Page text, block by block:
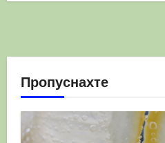
Пропуснахте